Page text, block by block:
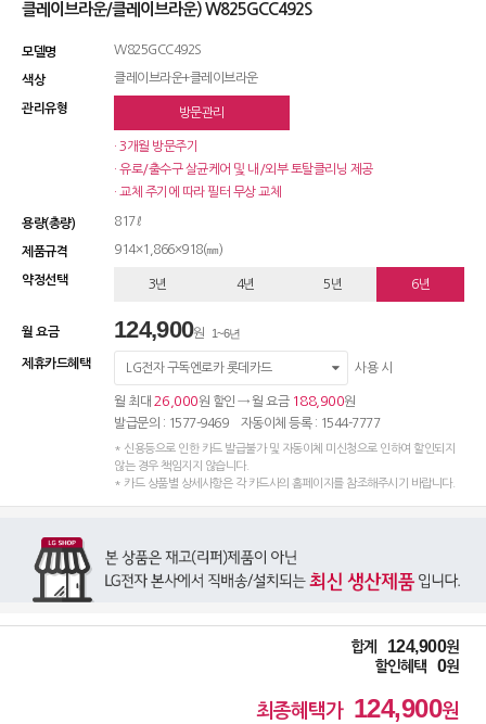
클레이브라운/클레이브라운) W825GCC492S
모델명 W825GCC492S
색상 클레이브라운+클레이브라운
관리유형 방문관리
· 3개월 방문주기
· 유로/출수구 살균케어 및 내/외부 토탈클리닝 제공
· 교체 주기에 따라 필터 무상 교체
용량(총량) 817ℓ
제품규격 914×1,866×918(㎜)
약정선택 3년 4년 5년 6년
월 요금 124,900원 1~6년
제휴카드혜택 LG전자 구독엔로카 롯데카드 사용 시
월 최대 26,000원 할인 → 월 요금 188,900원
발급문의 : 1577-9469 자동이체 등록 : 1544-7777
* 신용등으로 인한 카드 발급불가 및 자동이체 미신청으로 인하여 할인되지
않는 경우 책임지지 않습니다.
* 카드 상품별 상세사항은 각 카드사의 홈페이지를 참조해주시기 바랍니다.
합계 124,900원
할인혜택
0원
최종혜택가 124,900원